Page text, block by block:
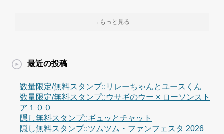
→もっと見る
最近の投稿
数量限定/無料スタンプ::リレーちゃんとユースくん
数量限定/無料スタンプ::ウサギのウー × ローソンスト
ア１００
隠し無料スタンプ::ギュッとチャット
隠し無料スタンプ::ツムツム・ファンフェスタ 2026